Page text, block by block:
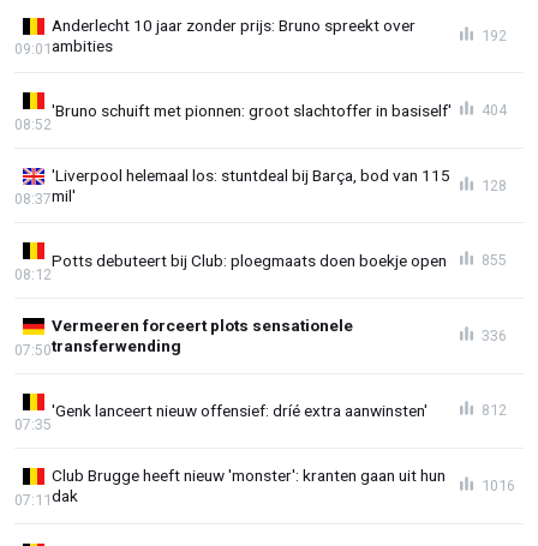
Anderlecht 10 jaar zonder prijs: Bruno spreekt over
ambities
09:01
192
'Bruno schuift met pionnen: groot slachtoffer in basiself'
08:52
404
'Liverpool helemaal los: stuntdeal bij Barça, bod van 115
mil'
08:37
128
Potts debuteert bij Club: ploegmaats doen boekje open
08:12
855
Vermeeren forceert plots sensationele
transferwending
07:50
336
'Genk lanceert nieuw offensief: dríé extra aanwinsten'
07:35
812
Club Brugge heeft nieuw 'monster': kranten gaan uit hun
dak
07:11
1016